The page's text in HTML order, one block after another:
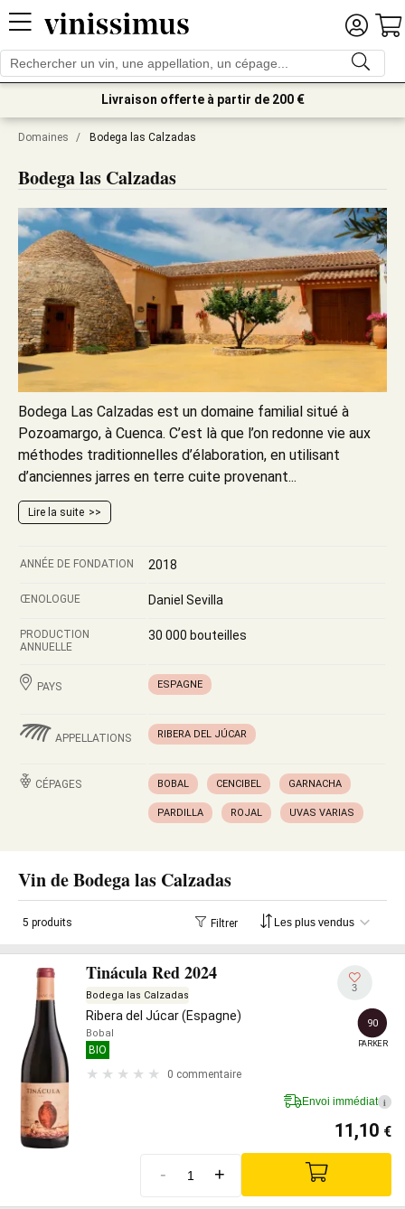
Livraison offerte à partir de 200 €
Domaines / Bodega las Calzadas
Bodega las Calzadas
Bodega Las Calzadas est un domaine familial situé à
Pozoamargo, à Cuenca. C’est là que l’on redonne vie aux
méthodes traditionnelles d’élaboration, en utilisant
d’anciennes jarres en terre cuite provenant...
Lire la suite
ANNÉE DE FONDATION 2018
ŒNOLOGUE Daniel Sevilla
PRODUCTION
ANNUELLE
30 000 bouteilles
PAYS ESPAGNE
APPELLATIONS RIBERA DEL JÚCAR
CÉPAGES BOBAL CENCIBEL GARNACHA
PARDILLA ROJAL UVAS VARIAS
Vin de Bodega las Calzadas
5 produits Filtrer
Tinácula Red 2024
Bodega las Calzadas
Ribera del Júcar (Espagne)
Bobal
BIO
0 commentaire
3
90
PARKER
Envoi immédiat i
11,10 €
- +